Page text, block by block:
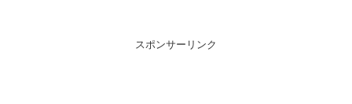
スポンサーリンク